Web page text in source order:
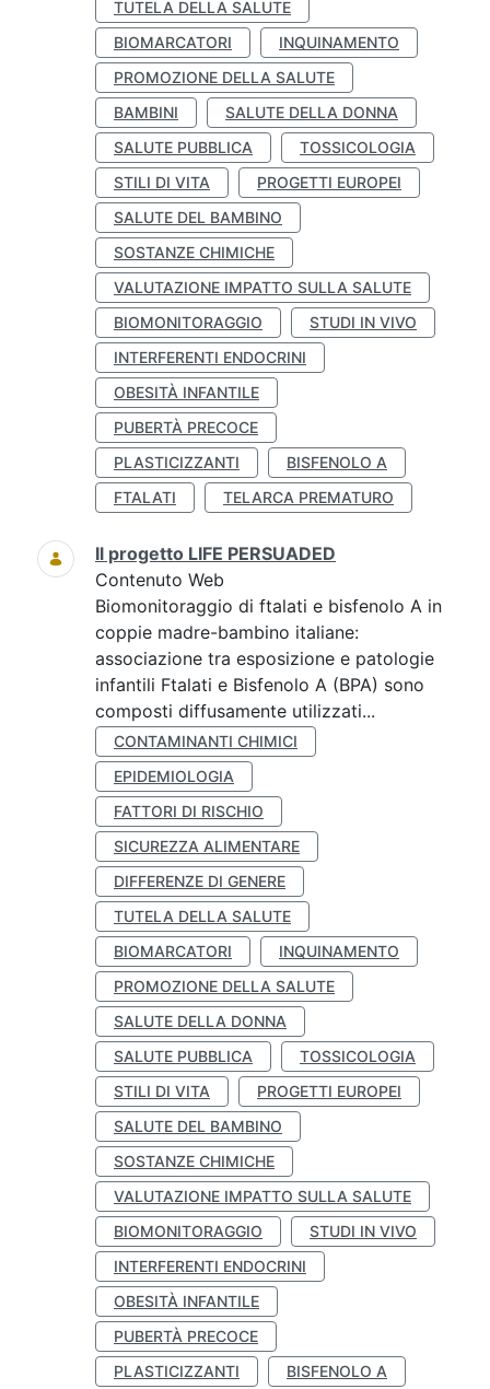
TUTELA DELLA SALUTE
BIOMARCATORI
INQUINAMENTO
PROMOZIONE DELLA SALUTE
BAMBINI
SALUTE DELLA DONNA
SALUTE PUBBLICA
TOSSICOLOGIA
STILI DI VITA
PROGETTI EUROPEI
SALUTE DEL BAMBINO
SOSTANZE CHIMICHE
VALUTAZIONE IMPATTO SULLA SALUTE
BIOMONITORAGGIO
STUDI IN VIVO
INTERFERENTI ENDOCRINI
OBESITÀ INFANTILE
PUBERTÀ PRECOCE
PLASTICIZZANTI
BISFENOLO A
FTALATI
TELARCA PREMATURO
Il progetto LIFE PERSUADED
Contenuto Web
Biomonitoraggio di ftalati e bisfenolo A in
coppie madre-bambino italiane:
associazione tra esposizione e patologie
infantili Ftalati e Bisfenolo A (BPA) sono
composti diffusamente utilizzati...
CONTAMINANTI CHIMICI
EPIDEMIOLOGIA
FATTORI DI RISCHIO
SICUREZZA ALIMENTARE
DIFFERENZE DI GENERE
TUTELA DELLA SALUTE
BIOMARCATORI
INQUINAMENTO
PROMOZIONE DELLA SALUTE
SALUTE DELLA DONNA
SALUTE PUBBLICA
TOSSICOLOGIA
STILI DI VITA
PROGETTI EUROPEI
SALUTE DEL BAMBINO
SOSTANZE CHIMICHE
VALUTAZIONE IMPATTO SULLA SALUTE
BIOMONITORAGGIO
STUDI IN VIVO
INTERFERENTI ENDOCRINI
OBESITÀ INFANTILE
PUBERTÀ PRECOCE
PLASTICIZZANTI
BISFENOLO A